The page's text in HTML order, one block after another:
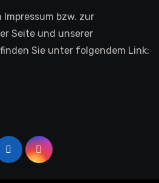
bzw. zur
Seite und unserer
Sie unter folgendem Link: